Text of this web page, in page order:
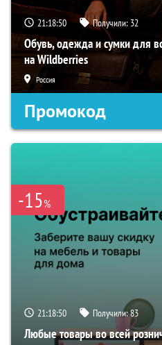
21:18:49 Получили: 32
Обувь, одежда и сумки для
на Wildberries
Россия
Промокод
-15%
21:18:49 Получили:83
Любые товары во всей